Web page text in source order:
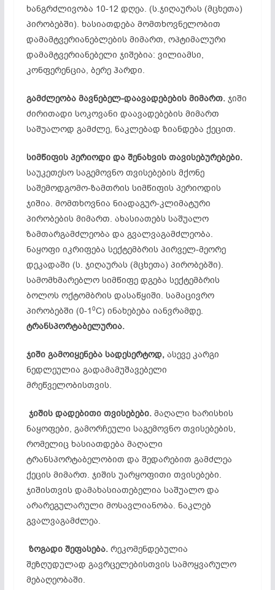
ხანგრძლივობა 10-12 დღეა. (ს.ჯიღაურას (მცხეთა)
პირობებში). ხასიათდება მომთხოვნელობით
დამამტვერიანებლების მიმართ, ოპტიმალური
დამამტვერიანებელი ჯიშებია: ვილიამსი,
კონფერენცია, ბერე ჰარდი.
გამძლეობა მავნებელ-დაავადებების მიმართ.ჯიში
ძირითადი სოკოვანი დაავადებების მიმართ
საშუალოდ გამძლე, ნაკლებად ზიანდება ქეცით.
სიმწიფის პერიოდი და შენახვის თავისებურებები.
საუკეთესო საგემოვნო თვისებების მქონე
საშემოდგომო-ზამთრის სიმწიფის პერიოდის
ჯიშია. მომთხოვნია ნიადაგურ-კლიმატური
პირობების მიმართ. ახასიათებს საშუალო
ზამთარგამძლეობა და გვალვაგამძლეობა.
ნაყოფი იკრიფება სექტემბრის პირველ-მეორე
დეკადაში (ს. ჯიღაურას (მცხეთა) პირობებში).
სამომხმარებლო სიმწიფე დგება სექტემბრის
ბოლოს ოქტომბრის დასაწყიში. სამაცივრო
პირობებში (0-10C) ინახებება იანვრამდე.
ტრანსპორტაბელურია.
ჯიში გამოიყენება სადესერტოდ,ასევე კარგი
ნედლეულია გადამამუშავებელი
მრეწველობისთვის.
ჯიშის დადებითი თვისებები.მაღალი ხარისხის
ნაყოფები, გამორჩეული საგემოვნო თვისებების,
რომელიც ხასიათდება მაღალი
ტრანსპორტაბელობით და შედარებით გამძლეა
ქეცის მიმართ. ჯიშის უარყოფითი თვისებები.
ჯიშისთვის დამახასიათებელია საშუალო და
არარეგულარული მოსავლიანობა. ნაკლებ
გვალვაგამძლეა.
ზოგადი შეფასება.რეკომენდებულია
შეზღუდულად გავრცელებისთვის სამოყვარულო
მებაღეობაში.